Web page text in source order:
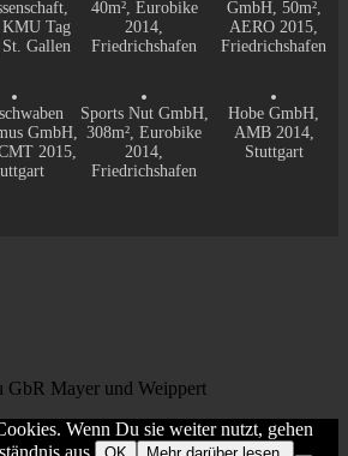
KMU Tag
Gallen
40m², Eurobike
2014,
Friedrichshafen
GmbH, 50m²,
AERO 2015,
Friedrichshafen
GmbH,
2015,
Sports Nut GmbH,
308m², Eurobike
2014,
Friedrichshafen
Hobe GmbH,
AMB 2014,
Stuttgart
GbR Mayer und Weippert
Wenn Du sie weiter nutzt, gehen
aus.